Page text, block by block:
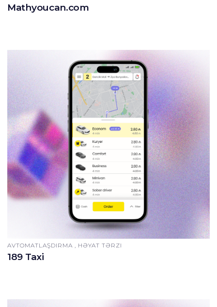
Mathyoucan.com
AVTOMATLAŞDIRMA , HƏYAT TƏRZI
189 Taxi